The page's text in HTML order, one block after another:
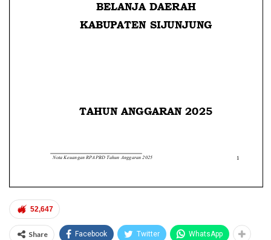
52,647
Share Facebook Twitter WhatsApp